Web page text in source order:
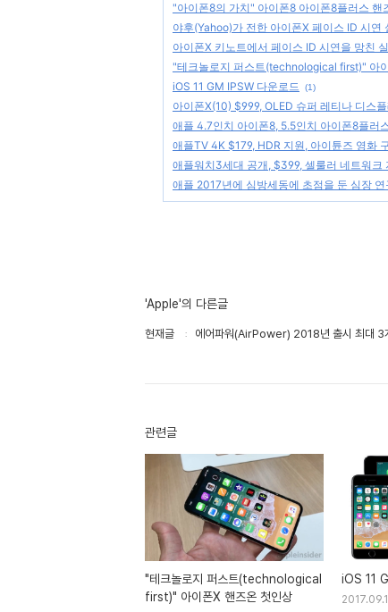
"아이폰8의 가치" 아이폰8 아이폰8플러스 핸
야후(Yahoo)가 전한 아이폰X 페이스 ID 시연
아이폰X 키노트에서 페이스 ID 시연을 망친
"테크놀로지 퍼스트(technological first)" 아
iOS 11 GM IPSW 다운로드 (1)
아이폰X(10) $999, OLED 슈퍼 레티나 디스
애플 4.7인치 아이폰8, 5.5인치 아이폰8플러
애플TV 4K $179, HDR 지원, 아이튠즈 영화
애플워치3세대 공개, $399, 셀룰러 네트워크
애플 2017년에 심방세동에 초점을 둔 심장 연
'Apple'의 다른글
현재글 에어파워(AirPower) 2018년 출시 최대 3
관련글
"테크놀로지 퍼스트(technological
first)" 아이폰X 핸즈온 첫인상
iOS 11